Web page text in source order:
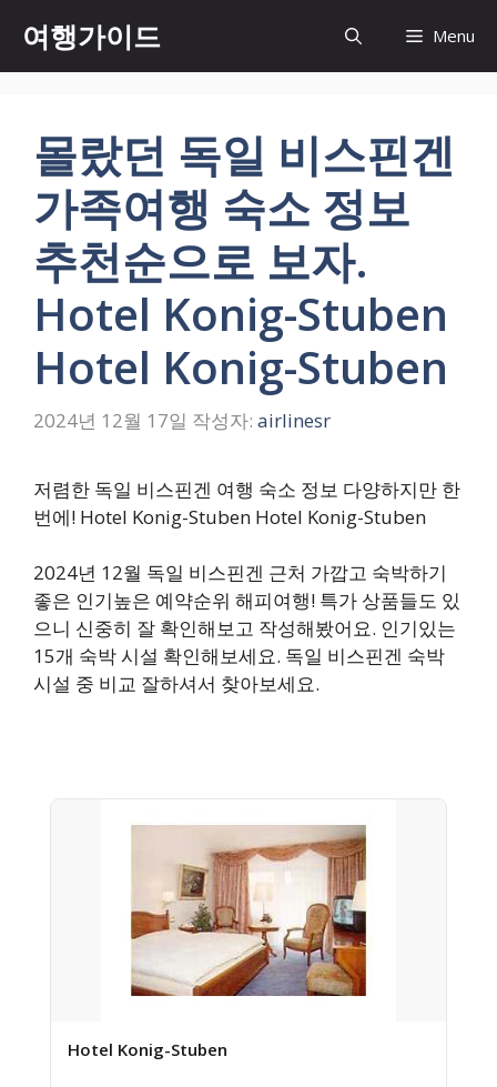
츠
여행가이드 Menu
몰랐던 독일 비스핀겐
가족여행 숙소 정보
추천순으로 보자.
Hotel Konig-Stuben
Hotel Konig-Stuben
2024년 12월 17일 작성자: airlinesr
저렴한 독일 비스핀겐 여행 숙소 정보 다양하지만 한
번에! Hotel Konig-Stuben Hotel Konig-Stuben
2024년 12월 독일 비스핀겐 근처 가깝고 숙박하기
좋은 인기높은 예약순위 해피여행! 특가 상품들도 있
으니 신중히 잘 확인해보고 작성해봤어요. 인기있는
15개 숙박 시설 확인해보세요. 독일 비스핀겐 숙박
시설 중 비교 잘하셔서 찾아보세요.
Hotel Konig-Stuben